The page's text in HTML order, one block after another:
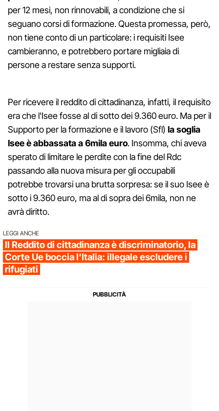
per 12 mesi, non rinnovabili, a condizione che si
seguano corsi di formazione. Questa promessa, però,
non tiene conto di un particolare: i requisiti Isee
cambieranno, e potrebbero portare migliaia di
persone a restare senza supporti.
Per ricevere il reddito di cittadinanza, infatti, il requisito
era che l'Isee fosse al di sotto dei 9.360 euro. Ma per il
Supporto per la formazione e il lavoro (Sfl) la soglia
Isee è abbassata a 6mila euro. Insomma, chi aveva
sperato di limitare le perdite con la fine del Rdc
passando alla nuova misura per gli occupabili
potrebbe trovarsi una brutta sorpresa: se il suo Isee è
sotto i 9.360 euro, ma al di sopra dei 6mila, non ne
avrà diritto.
LEGGI ANCHE
Il Reddito di cittadinanza è discriminatorio, la
Corte Ue boccia l'Italia: illegale escludere i
rifugiati